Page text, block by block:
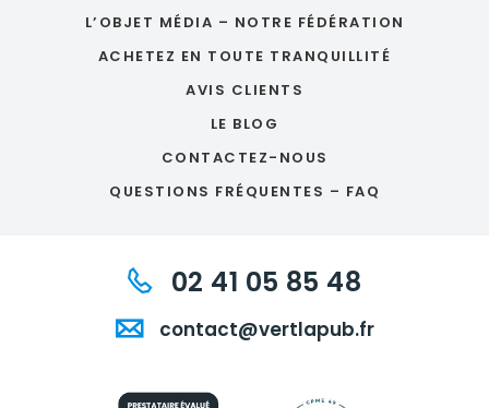
L’OBJET MÉDIA – NOTRE FÉDÉRATION
ACHETEZ EN TOUTE TRANQUILLITÉ
AVIS CLIENTS
LE BLOG
CONTACTEZ-NOUS
QUESTIONS FRÉQUENTES – FAQ
02 41 05 85 48
contact@vertlapub.fr